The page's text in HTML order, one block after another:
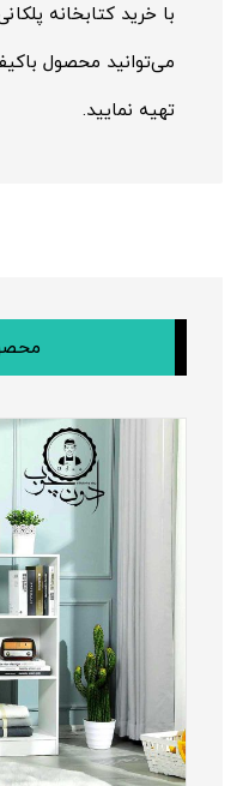
با خرید کتابخانه
می‌توانید محصول
تهیه نمایید.